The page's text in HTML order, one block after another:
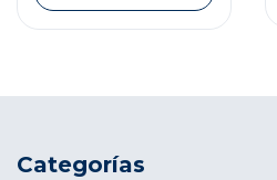
Categorías